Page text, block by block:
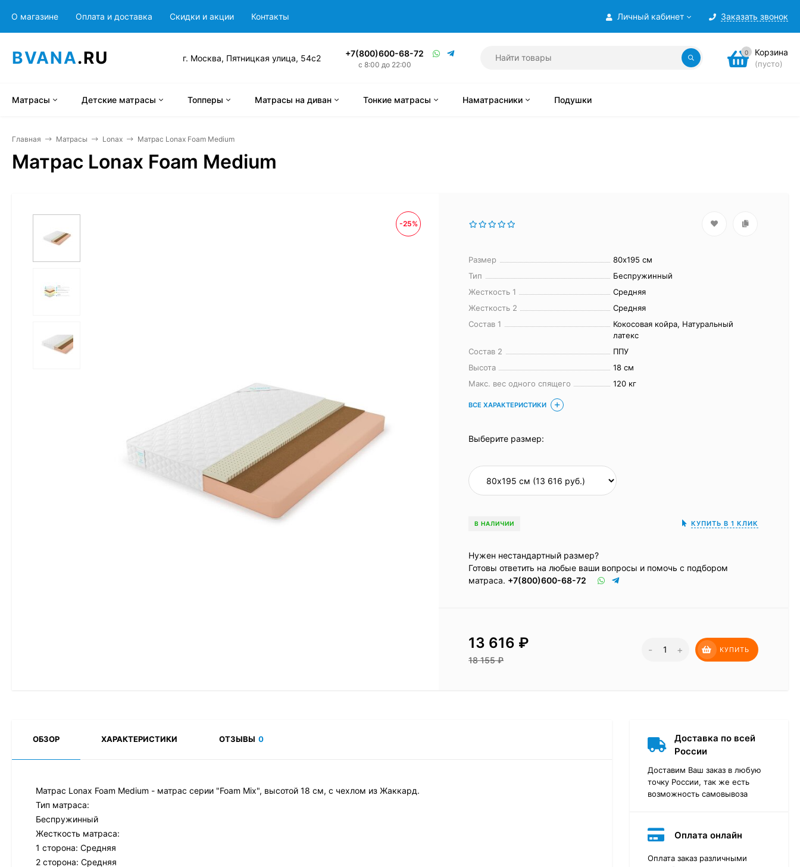
Личный кабинет Заказать звонок
О магазине Оплата и доставка Скидки и акции Контакты
BVANA.RU г. Москва, Пятницкая улица, 54с2 +7(800)600-68-72
с 8:00 до 22:00
0 Корзина
(пусто)
Матрасы Детские матрасы Топперы Матрасы на диван Тонкие матрасы Наматрасники Подушки
Главная Матрасы Lonax Матрас Lonax Foam Medium
Матрас Lonax Foam Medium
-25%
Размер
80х195 см
Тип
Беспружинный
Жесткость 1
Средняя
Жесткость 2
Средняя
Состав 1
Кокосовая койра, Натуральный
латекс
Состав 2
ППУ
Высота
18 см
Макс. вес одного спящего
120 кг
ВСЕ ХАРАКТЕРИСТИКИ
Выберите размер:
В НАЛИЧИИ КУПИТЬ В 1 КЛИК
Нужен нестандартный размер?
Готовы ответить на любые ваши вопросы и помочь с подбором
матраса. +7(800)600-68-72
13 616 ₽
18 155₽
- + КУПИТЬ
ОБЗОР ХАРАКТЕРИСТИКИ ОТЗЫВЫ 0
Матрас Lonax Foam Medium - матрас серии "Foam Mix", высотой 18 см, с чехлом из Жаккард.
Тип матраса:
Беспружинный
Жесткость матраса:
1 сторона: Средняя
2 сторона: Средняя
Доставка по всей
России
Доставим Ваш заказ в любую
точку России, так же есть
возможность самовывоза
Оплата онлайн
Оплата заказ различными